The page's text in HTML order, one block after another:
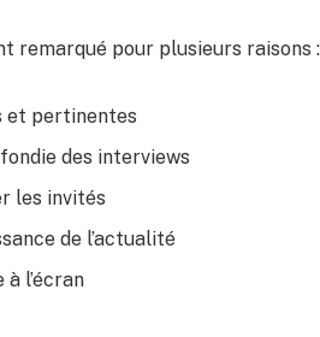
remarqué pour plusieurs raisons :
et pertinentes
des interviews
les invités
de l’actualité
l’écran